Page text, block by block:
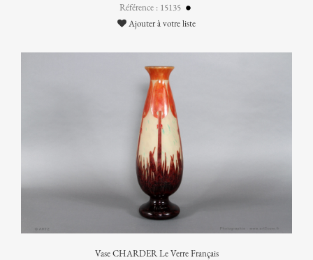
Référence : 15135
Ajouter à votre liste
Vase CHARDER Le Verre Français